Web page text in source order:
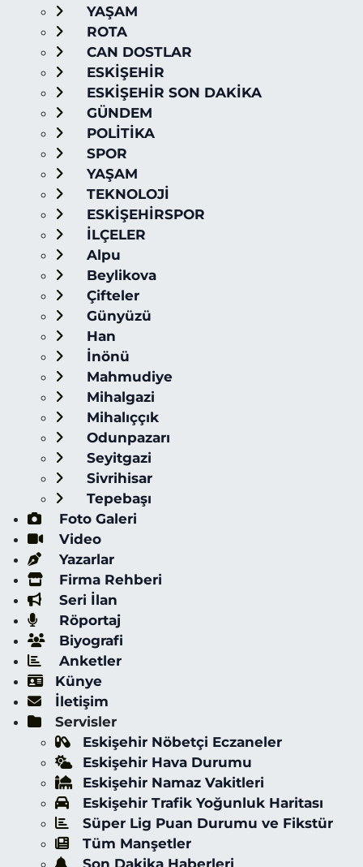
YAŞAM
ROTA
CAN DOSTLAR
ESKİŞEHİR
ESKİŞEHİR SON DAKİKA
GÜNDEM
POLİTİKA
SPOR
YAŞAM
TEKNOLOJİ
ESKİŞEHİRSPOR
İLÇELER
Alpu
Beylikova
Çifteler
Günyüzü
Han
İnönü
Mahmudiye
Mihalgazi
Mihalıççık
Odunpazarı
Seyitgazi
Sivrihisar
Tepebaşı
Foto Galeri
Video
Yazarlar
Firma Rehberi
Seri İlan
Röportaj
Biyografi
Anketler
Künye
İletişim
Servisler
Eskişehir Nöbetçi Eczaneler
Eskişehir Hava Durumu
Eskişehir Namaz Vakitleri
Eskişehir Trafik Yoğunluk Haritası
Süper Lig Puan Durumu ve Fikstür
Tüm Manşetler
Son Dakika Haberleri